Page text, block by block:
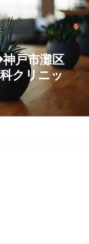
戸市灘区
クリニッ